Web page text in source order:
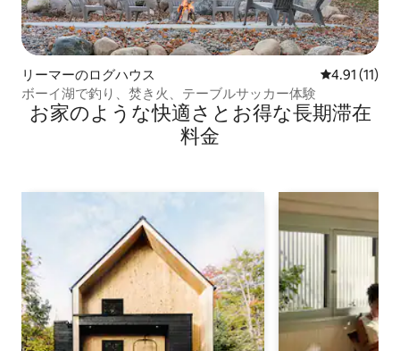
リーマーのログハウス レビュー11
4.91 (11)
ボーイ湖で釣り、焚き火、テーブルサッカー体験
お家のような快⁠適⁠さ⁠とお⁠得⁠な長⁠期⁠滞⁠在
料⁠金